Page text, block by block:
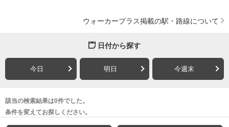
ウォーカープラス掲載の駅・路線について
日付から探す
今日 明日 今週末
該当の検索結果は0件でした。
条件を変えてお探しください。